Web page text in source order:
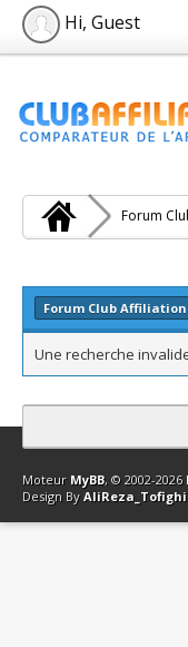
Hi, Guest
Forum
Forum Club Affiliation
Une recherche
Contact Club
Moteur MyBB, © 2002-2026
Design By AliReza_Tofighi